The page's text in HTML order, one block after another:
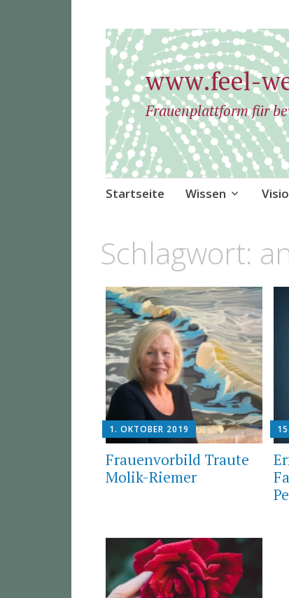
www.feel-
Frauenplattform für
Zum
Startseite Wissen
Schlagwort:
1. OKTOBER 2019
Frauenvorbild Traute
Molik-Riemer